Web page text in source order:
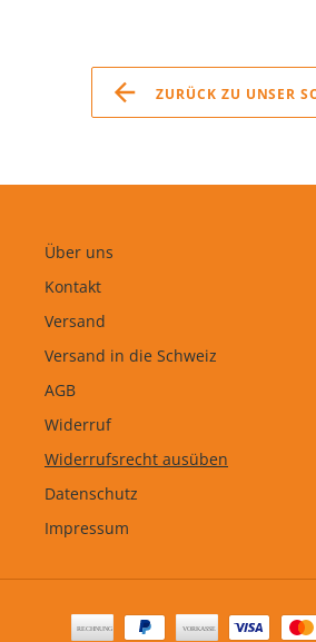
ZURÜCK ZU UNSER
Über uns
Kontakt
Versand
Versand in die Schweiz
AGB
Widerruf
Widerrufsrecht ausüben
Datenschutz
Impressum